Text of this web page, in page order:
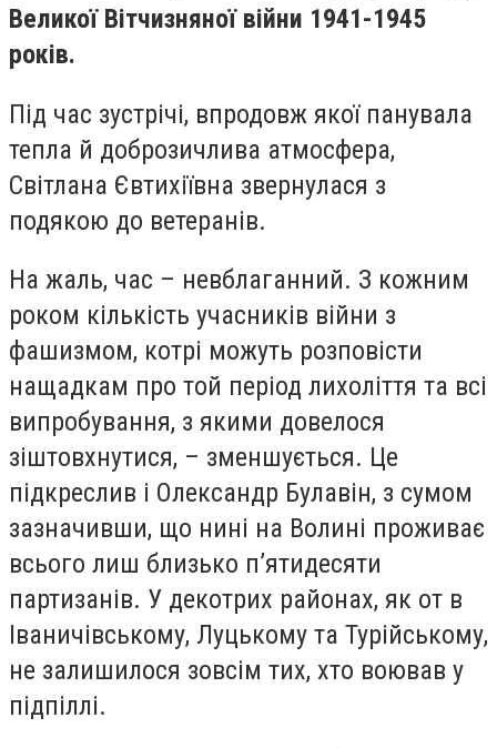
Великої Вітчизняної війни 1941-1945
років.
Під час зустрічі, впродовж якої панувала
тепла й доброзичлива атмосфера,
Світлана Євтихіївна звернулася з
подякою до ветеранів.
На жаль, час – невблаганний. З кожним
роком кількість учасників війни з
фашизмом, котрі можуть розповісти
нащадкам про той період лихоліття та всі
випробування, з якими довелося
зіштовхнутися, – зменшується. Це
підкреслив і Олександр Булавін, з сумом
зазначивши, що нині на Волині проживає
всього лиш близько п’ятидесяти
партизанів. У декотрих районах, як от в
Іваничівському, Луцькому та Турійському,
не залишилося зовсім тих, хто воював у
підпіллі.